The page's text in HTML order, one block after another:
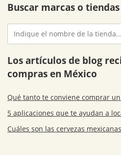
Buscar marcas o
Los artículos de blog
compras en México
Qué tanto te conviene comprar
5 aplicaciones que te ayudan a
Cuáles son las cervezas